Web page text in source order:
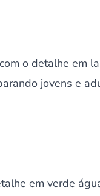
o detalhe em
jovens e
em verde